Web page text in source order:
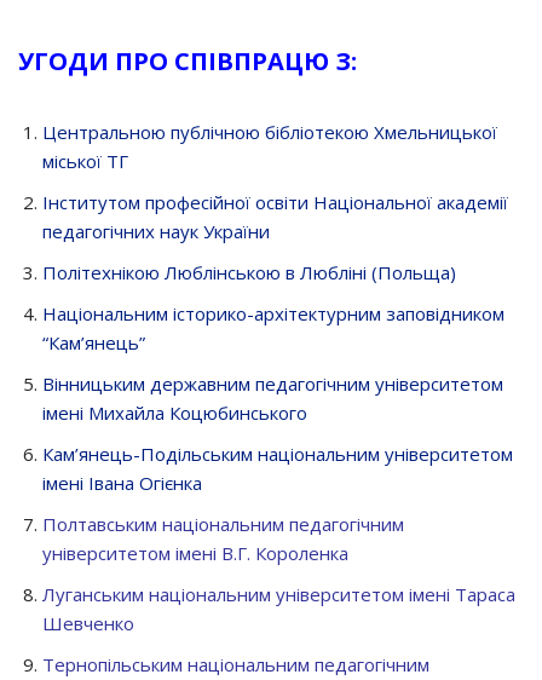
УГОДИ ПРО СПІВПРАЦЮ З:
Центральною публічною бібліотекою Хмельницької
міської ТГ
Інститутом професійної освіти Національної академії
педагогічних наук України
Політехнікою Люблінською в Любліні (Польща)
Національним історико-архітектурним заповідником
“Кам’янець”
Вінницьким державним педагогічним університетом
імені Михайла Коцюбинського
Кам’янець-Подільським національним університетом
імені Івана Огієнка
Полтавським національним педагогічним
університетом імені В.Г. Короленка
Луганським національним університетом імені Тараса
Шевченко
Тернопільським національним педагогічним